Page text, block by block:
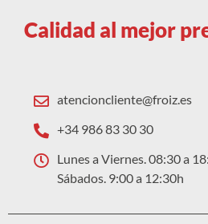
Calidad al mejor
atencioncliente@froiz.es
+34 986 83 30 30
Lunes a Viernes. 08:30 a
Sábados. 9:00 a 12:30h